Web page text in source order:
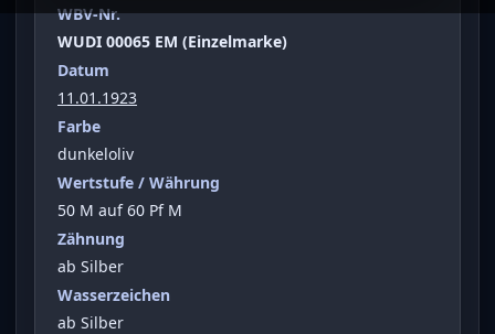
WBV-Nr.
WUDI 00065 EM (Einzelmarke)
Datum
11.01.1923
Farbe
dunkeloliv
Wertstufe / Währung
50 M auf 60 Pf M
Zähnung
ab Silber
Wasserzeichen
ab Silber